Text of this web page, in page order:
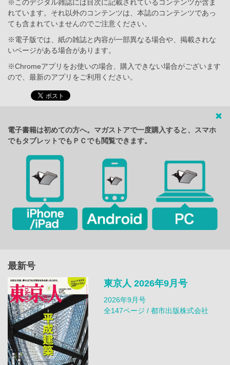
※このデジタル雑誌には目次に記載されているコンテンツが含ま
れています。それ以外のコンテンツは、本誌のコンテンツであっ
ても含まれていませんのでご注意ください。
※電子版では、紙の雑誌と内容が一部異なる場合や、掲載されな
いページがある場合があります。
※Chromeアプリをお使いの場合、購入できない場合がございます
ので、最新のアプリをご利用ください。
電子書籍は初めての方へ。マガストアで一度購入すると、スマホ
でもタブレットでもＰＣでも閲覧できます。
最新号
東京人 2026年9月号
2026年9月号
全147ページ / 都市出版株式会社